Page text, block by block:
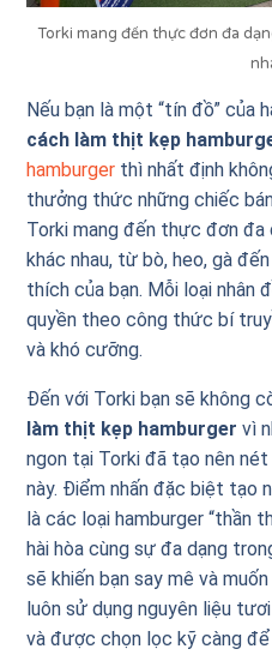
Torki mang đến thực đơn đa
Nếu bạn là một “tín đồ” của
cách làm thịt kẹp
hamburger thì nhất định
thưởng thức những chiếc
Torki mang đến thực đơn đa
khác nhau, từ bò, heo, gà
thích của bạn. Mỗi loại
quyền theo công thức bí
và khó cưỡng.
Đến với Torki bạn sẽ không
làm thịt kẹp hamburger vì
ngon tại Torki đã tạo nên
này. Điểm nhấn đặc biệt tạo
là các loại hamburger “thần
hài hòa cùng sự đa dạng
sẽ khiến bạn say mê và
luôn sử dụng nguyên liệu
và được chọn lọc kỹ càng